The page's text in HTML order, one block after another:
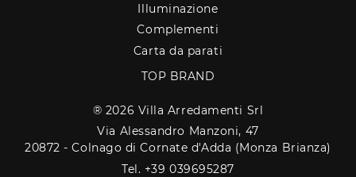
Illuminazione
Complementi
Carta da parati
TOP BRAND
® 2026 Villa Arredamenti Srl
Via Alessandro Manzoni, 47
20872 - Colnago di Cornate d'Adda (Monza Brianza)
Tel. +39 039695287